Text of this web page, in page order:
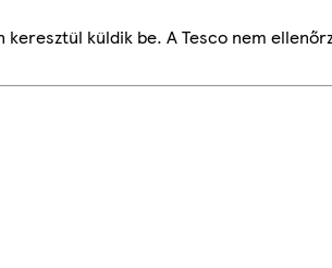
küldik be. A Tesco nem